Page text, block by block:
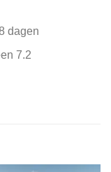
dagen
7.2